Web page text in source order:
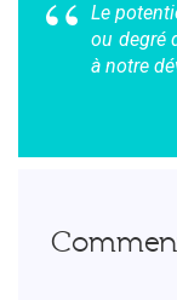
Le
ou degré
à notre